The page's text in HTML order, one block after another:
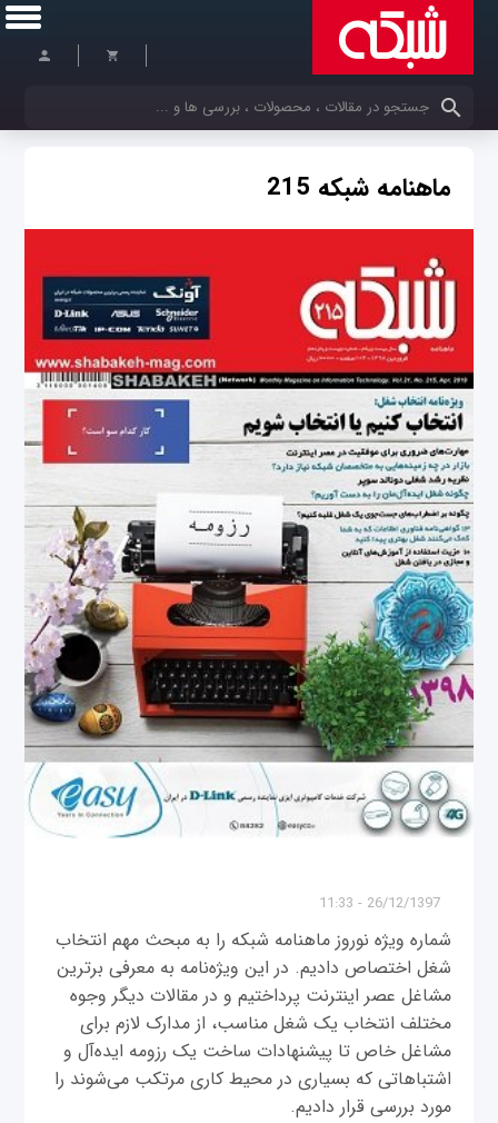
کلمات کلیدی خود را وارد کنید
ماهنامه شبکه 215
26/12/1397 - 11:33
شماره ویژه نوروز ماهنامه شبکه را به مبحث مهم انتخاب
شغل اختصاص دادیم. در این ویژه‌نامه به معرفی برترین
مشاغل عصر اینترنت پرداختیم و در مقالات دیگر وجوه
مختلف انتخاب یک شغل مناسب، از مدارک لازم برای
مشاغل خاص تا پیشنهادات ساخت یک رزومه ایده‌آل و
اشتباهاتی که بسیاری در محیط کاری مرتکب می‌شوند را
مورد بررسی قرار دادیم.